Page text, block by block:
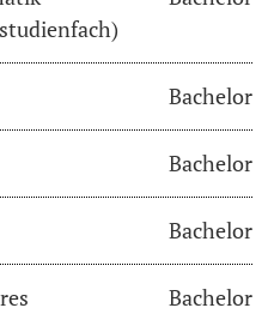
Bachelor
Bachelor
Bachelor
Bachelor